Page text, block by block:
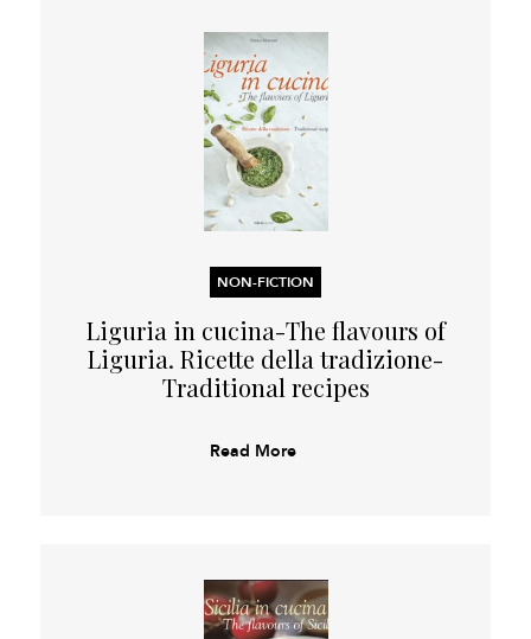
NON-FICTION
Liguria in cucina-The flavours of
Liguria. Ricette della tradizione-
Traditional recipes
Read More